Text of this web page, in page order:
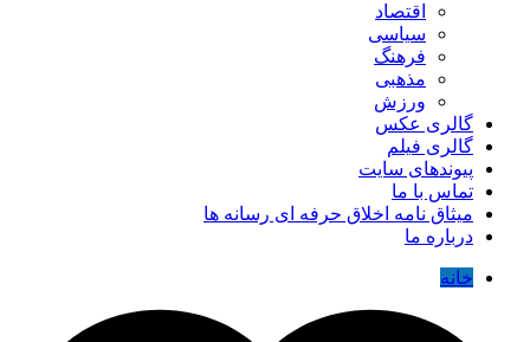
اقتصاد
سیاسی
فرهنگ
مذهبی
ورزش
گالری عکس
گالری فیلم
پیوندهای سایت
تماس با ما
میثاق نامه اخلاق حرفه ای رسانه ها
درباره ما
خانه